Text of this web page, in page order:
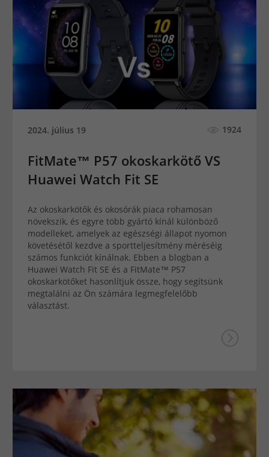
2024. július 19 1924
FitMate™ P57 okoskarkötő VS
Huawei Watch Fit SE
Az okoskarkötők és okosórák piaca rohamosan
növekszik, és egyre több gyártó kínál különböző
modelleket, amelyek az egészségi állapot nyomon
követésétől kezdve a sportteljesítmény méréséig
számos funkciót kínálnak. Ebben a blogban a
Huawei Watch Fit SE és a FitMate™ P57
okoskarkötőket hasonlítjuk össze, hogy segítsünk
megtalálni az Ön számára legmegfelelőbb
választást.